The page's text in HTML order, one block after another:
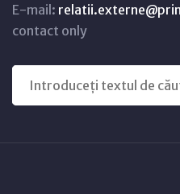
E-mail:
contact only